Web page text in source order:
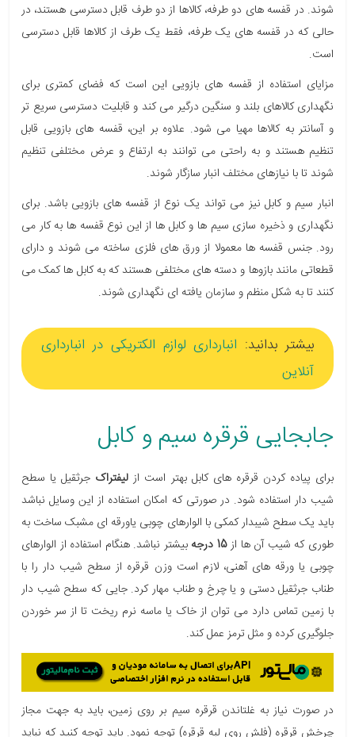
شوند. در قفسه های دو طرفه، کالاها از دو طرف قابل دسترسی هستند، در
حالی که در قفسه های یک طرفه، فقط یک طرف از کالاها قابل دسترسی
است.
مزایای استفاده از قفسه های بازویی این است که فضای کمتری برای
نگهداری کالاهای بلند و سنگین درگیر می کند و قابلیت دسترسی سریع تر
و آسانتر به کالاها مهیا می شود. علاوه بر این، قفسه های بازویی قابل
تنظیم هستند و به راحتی می توانند به ارتفاع و عرض مختلفی تنظیم
شوند تا با نیازهای مختلف انبار سازگار شوند.
انبار سیم و کابل نیز می تواند یک نوع از قفسه های بازویی باشد. برای
نگهداری و ذخیره سازی سیم ها و کابل ها از این نوع قفسه ها به کار می
رود. جنس قفسه ها معمولا از ورق های فلزی ساخته می شوند و دارای
قطعاتی مانند بازوها و دسته های مختلفی هستند که به کابل ها کمک می
کنند تا به شکل منظم و سازمان یافته ای نگهداری شوند.
بیشتر بدانید: انبارداری لوازم الکتریکی در انبارداری
آنلاین
جابجایی قرقره سیم و کابل
برای پیاده کردن قرقره های کابل بهتر است از لیفتراک جرثقیل یا سطح
شیب دار استفاده شود. در صورتی که امکان استفاده از این وسایل نباشد
باید یک سطح شیبدار کمکی با الوارهای چوبی یاورقه ای مشبک ساخت به
طوری که شیب آن ها از15 درجه
بیشتر نباشد. هنگام استفاده از الوارهای
چوبی یا ورقه های آهنی، لازم است وزن قرقره از سطح شیب دار را با
طناب جرثقیل دستی و یا چرخ و طناب مهار کرد. جایی که سطح شیب دار
با زمین تماس دارد می توان از خاک یا ماسه نرم ریخت تا از سر خوردن
جلوگیری کرده و مثل ترمز عمل کند.
در صورت نیاز به غلتاندن قرقره سیم بر روی زمین، باید به جهت مجاز
چرخش قرقره (فلش روی لبه قرقره) توجه نمود. باید توجه کنید که نباید